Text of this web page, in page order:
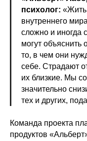
психолог:
внутреннего
сложно и иногда
могут объяснить
то, в чем они
себе. Страдают
их близкие. Мы
значительно
тех и других,
Команда проекта
продуктов